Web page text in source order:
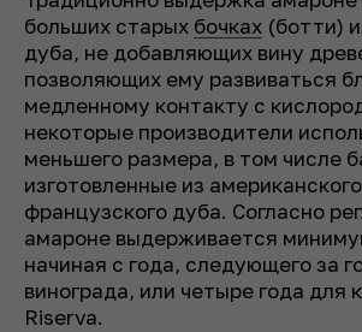
больших старых бочках (ботти)
дуба, не добавляющих вину
позволяющих ему развиваться
медленному контакту с
некоторые производители
меньшего размера, в том числе
изготовленные из
французского дуба. Согласно
амароне выдерживается
начиная с года, следующего за
винограда, или четыре года для
Riserva.